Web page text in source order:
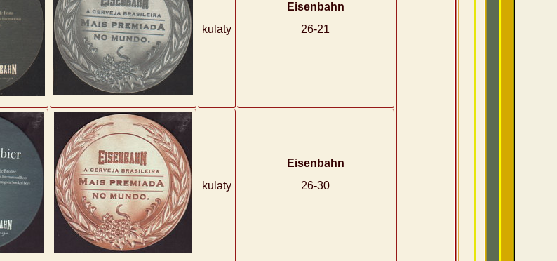
kulaty
Eisenbahn
26-21
kulaty
Eisenbahn
26-30